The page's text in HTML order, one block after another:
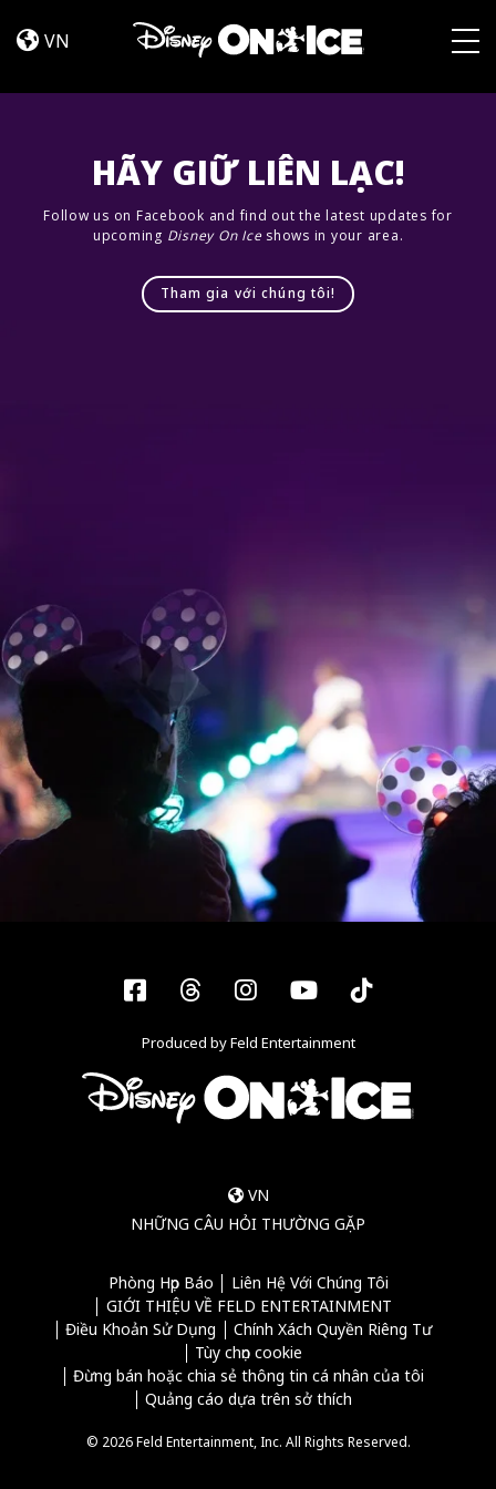
Trip
VN
HÃY GIỮ LIÊN LẠC!
Follow us on Facebook and find out the latest updates for
upcoming Disney On Iceshows in your area.
Tham gia với chúng tôi!
Facebook
ThreadsInstagram
YouTubeTiktok
Produced by Feld Entertainment
VN
NHỮNG CÂU HỎI THƯỜNG GẶP
Phòng Họp Báo
Liên Hệ Với Chúng Tôi
GIỚI THIỆU VỀ FELD ENTERTAINMENT
Điều Khoản Sử Dụng
Chính Xách Quyền Riêng Tư
Tùy chọn cookie
Đừng bán hoặc chia sẻ thông tin cá nhân của tôi
Quảng cáo dựa trên sở thích
© 2026 Feld Entertainment, Inc. All Rights Reserved.